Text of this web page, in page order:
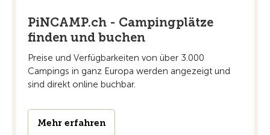
PiNCAMP.ch - Campingplätze
finden und buchen
Preise und Verfügbarkeiten von über 3.000
Campings in ganz Europa werden angezeigt und
sind direkt online buchbar.
Mehr erfahren